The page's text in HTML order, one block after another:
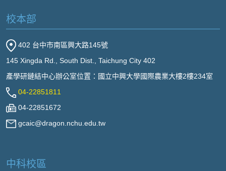
校本部
402 台中市南區興大路145號
145 Xingda Rd., South Dist., Taichung City 402
產學研鏈結中心辦公室位置：國立中興大學國際農業大樓2樓234室
04-22851811
04-22851672
gcaic@dragon.nchu.edu.tw
中科校區